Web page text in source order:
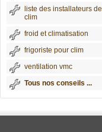
liste des installateurs de
clim
froid et climatisation
frigoriste pour clim
ventilation vmc
Tous nos conseils ...